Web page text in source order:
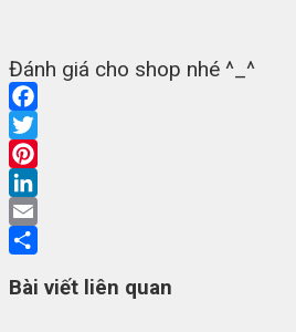
Đánh giá cho shop nhé ^_^
Facebook
Twitter
Pinterest
LinkedIn
Email
Bài viết liên quan